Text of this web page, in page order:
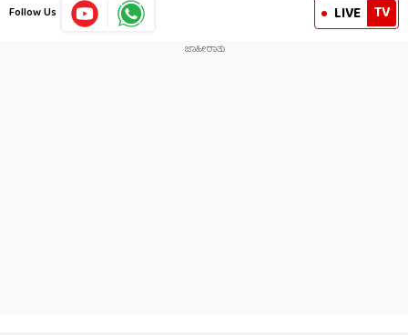
Follow Us LIVE TV